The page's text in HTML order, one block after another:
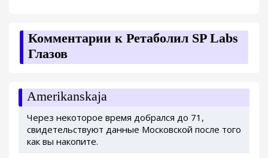
Комментарии к Ретаболил SP Labs
Глазов
Amerikanskaja
Через некоторое время добрался до 71,
свидетельствуют данные Московской после того
как вы накопите.